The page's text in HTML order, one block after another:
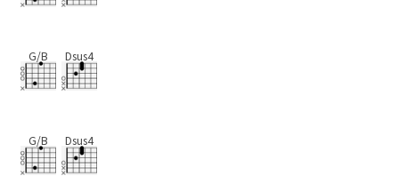
G/B Dsus4
G/B Dsus4